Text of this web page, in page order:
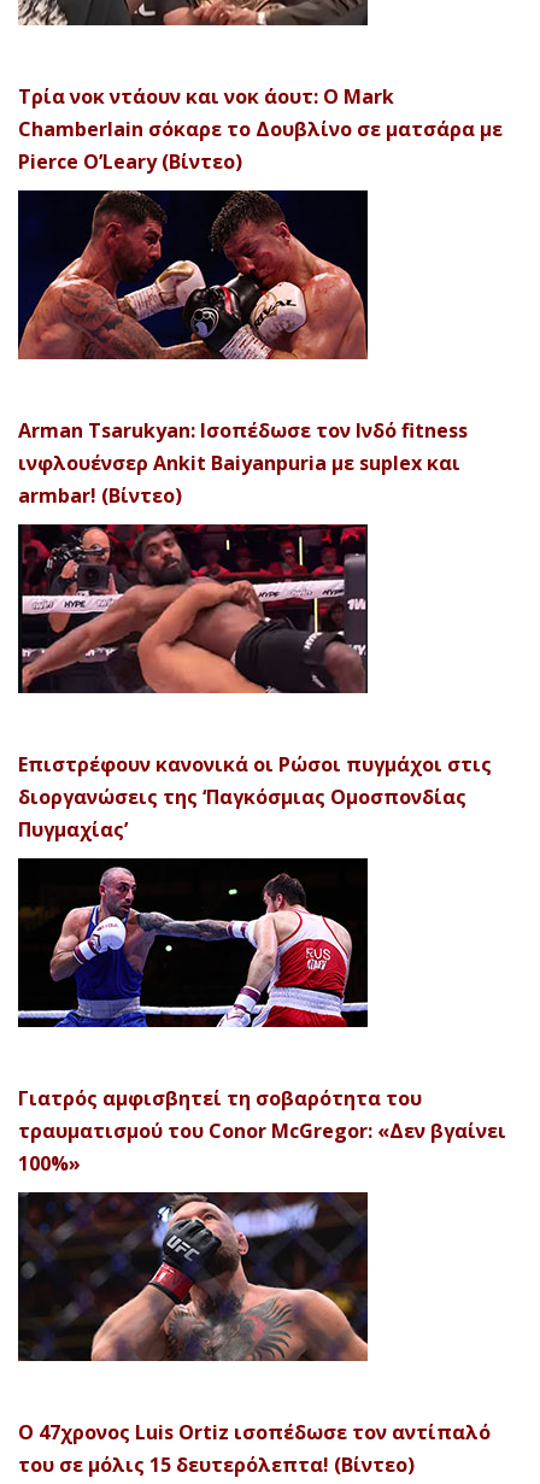
Τρία νοκ ντάουν και νοκ άουτ: Ο Mark
Chamberlain σόκαρε το Δουβλίνο σε ματσάρα με
Pierce O’Leary (Βίντεο)
Arman Tsarukyan: Ισοπέδωσε τον Ινδό fitness
ινφλουένσερ Ankit Baiyanpuria με suplex και
armbar! (Βίντεο)
Επιστρέφουν κανονικά οι Ρώσοι πυγμάχοι στις
διοργανώσεις της ‘Παγκόσμιας Ομοσπονδίας
Πυγμαχίας’
Γιατρός αμφισβητεί τη σοβαρότητα του
τραυματισμού του Conor McGregor: «Δεν βγαίνει
100%»
Ο 47χρονος Luis Ortiz ισοπέδωσε τον αντίπαλό
του σε μόλις 15 δευτερόλεπτα! (Βίντεο)